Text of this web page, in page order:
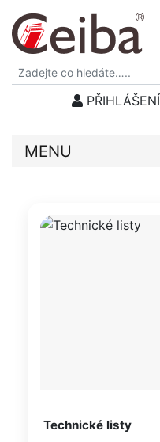
PŘIHLÁŠENÍ
MENU
Technické listy